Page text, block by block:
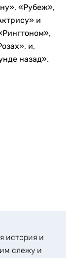
«Рубеж»,
и
и,
назад».
история и
слежу и